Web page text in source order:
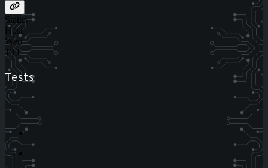
Status
Host
Wert
TTL
Tests